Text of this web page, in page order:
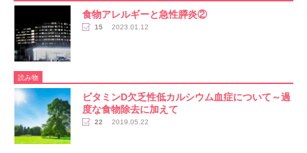
食物アレルギーと急性膵炎②
15 2023.01.12
読み物
ビタミンD欠乏性低カルシウム血症について～過
度な食物除去に加えて
22 2019.05.22